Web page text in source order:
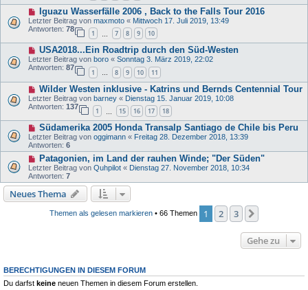
Iguazu Wasserfälle 2006 , Back to the Falls Tour 2016
Letzter Beitrag von maxmoto « Mittwoch 17. Juli 2019, 13:49
Antworten: 78
1 7 8 9 10
USA2018...Ein Roadtrip durch den Süd-Westen
Letzter Beitrag von boro « Sonntag 3. März 2019, 22:02
Antworten: 87
1 … 8 9 10 11
Wilder Westen inklusive - Katrins und Bernds Centennial Tour
Letzter Beitrag von barney « Dienstag 15. Januar 2019, 10:08
Antworten: 137
1 15 16 17 18
Südamerika 2005 Honda Transalp Santiago de Chile bis Peru
Letzter Beitrag von oggimann « Freitag 28. Dezember 2018, 13:39
Antworten: 6
Patagonien, im Land der rauhen Winde; "Der Süden"
Letzter Beitrag von Quhpilot « Dienstag 27. November 2018, 10:34
Antworten: 7
Neues Thema
Themen als gelesen markieren • 66 Themen 1 2 3
Gehe zu
BERECHTIGUNGEN IN DIESEM FORUM
Du darfst keine neuen Themen in diesem Forum erstellen.